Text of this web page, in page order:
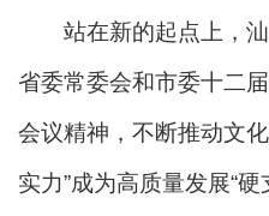
站在新的起点上，汕
省委常委会和市委十二
会议精神，不断推动文
实力”成为高质量发展“硬